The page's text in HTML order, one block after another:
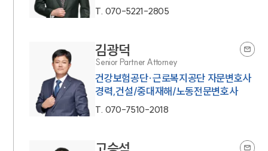
T. 070-5221-2805
김광덕
Senior Partner Attorney
건강보험공단·근로복지공단 자문변호사
경력,건설/중대재해/노동전문변호사
T. 070-7510-2018